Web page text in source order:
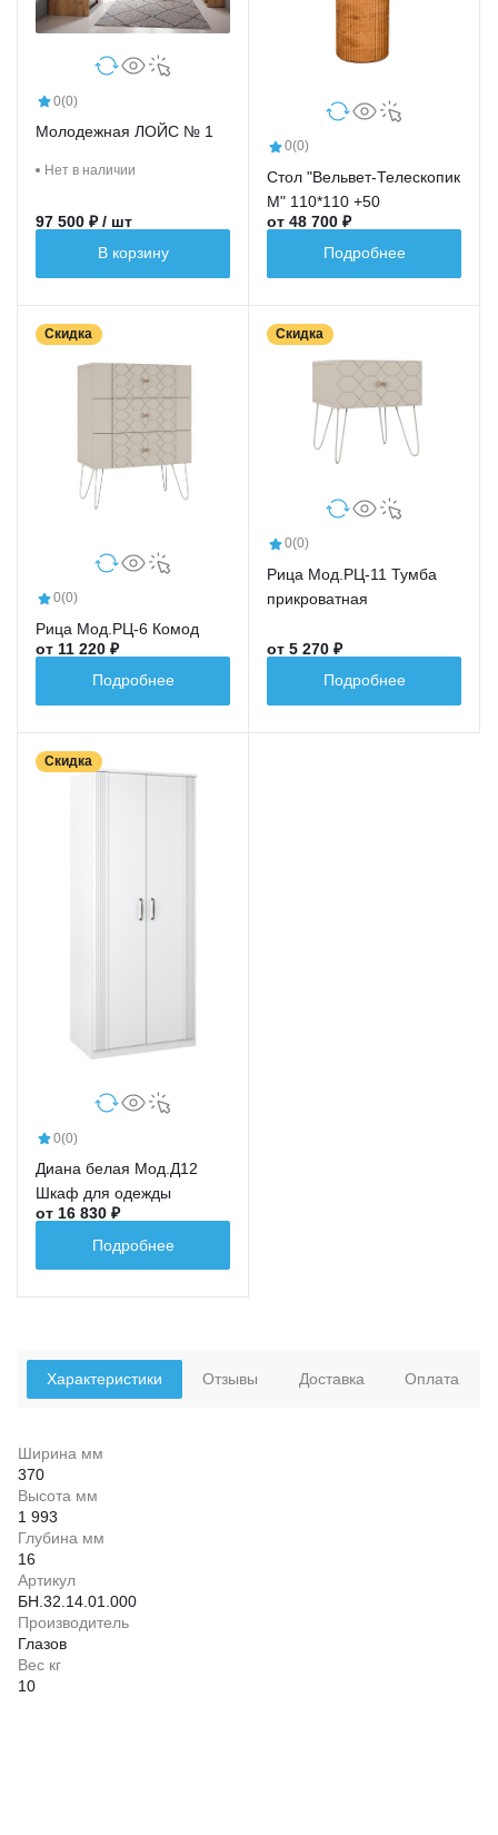
0(0)
Молодежная ЛОЙС № 1
Нет в наличии
97 500 ₽ / шт
В корзину
0(0)
Стол "Вельвет-Телескопик
М" 110*110 +50
от 48 700 ₽
Подробнее
Скидка
0(0)
Рица Мод.РЦ-6 Комод
от 11 220 ₽
Подробнее
Скидка
0(0)
Рица Мод.РЦ-11 Тумба
прикроватная
от 5 270 ₽
Подробнее
Скидка
0(0)
Диана белая Мод.Д12
Шкаф для одежды
от 16 830 ₽
Подробнее
Характеристики
Ширина мм
370
Высота мм
1 993
Глубина мм
16
Артикул
БН.32.14.01.000
Производитель
Глазов
Вес кг
10
Отзывы Доставка Оплата